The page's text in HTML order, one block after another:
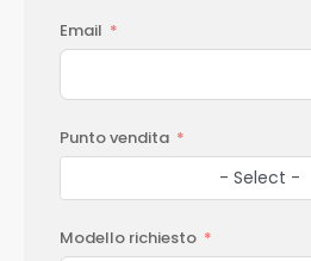
Email
Punto vendita
- Select -
Modello richiesto